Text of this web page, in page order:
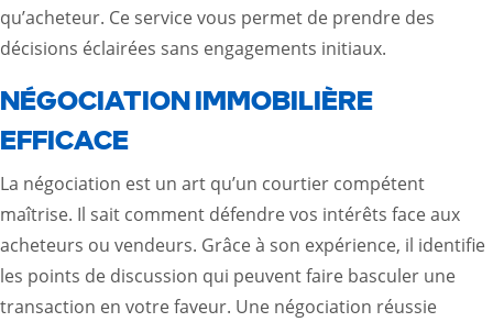
qu’acheteur. Ce service vous permet de prendre des
décisions éclairées sans engagements initiaux.
NÉGOCIATION IMMOBILIÈRE
EFFICACE
La négociation est un art qu’un courtier compétent
maîtrise. Il sait comment défendre vos intérêts face aux
acheteurs ou vendeurs. Grâce à son expérience, il identifie
les points de discussion qui peuvent faire basculer une
transaction en votre faveur. Une négociation réussie